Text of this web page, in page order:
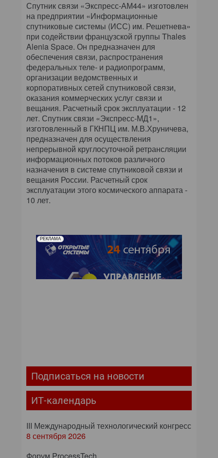
КОМПЬЮТЕРНЫЙ МИР
ИТ В ЗДРАВООХРАНЕНИИ
ПАРТНЕРСКИЕ ПРОЕКТЫ
ИТ-КАЛЕНДАРЬ
АРХИВ ЖУРНАЛОВ
ПОДПИСКА
Спутник связи «Экспресс-АМ44» изготовлен
на предприятии «Информационные
спутниковые системы (ИСС) им. Решетнева»
при содействии французской группы Thales
Alenia Space. Он предназначен для
обеспечения связи, распространения
федеральных теле- и радиопрограмм,
организации ведомственных и
корпоративных сетей спутниковой связи,
оказания коммерческих услуг связи и
вещания. Расчетный срок эксплуатации - 12
лет. Спутник связи «Экспресс-МД1»,
изготовленный в ГКНПЦ им. М.В.Хруничева,
предназначен для осуществления
непрерывной круглосуточной ретрансляции
информационных потоков различного
назначения в системе спутниковой связи и
вещания России. Расчетный срок
эксплуатации этого космического аппарата -
10 лет.
РЕКЛАМА
Подписаться на новости
ИТ-календарь
III Международный технологический конгресс
8 сентября 2026